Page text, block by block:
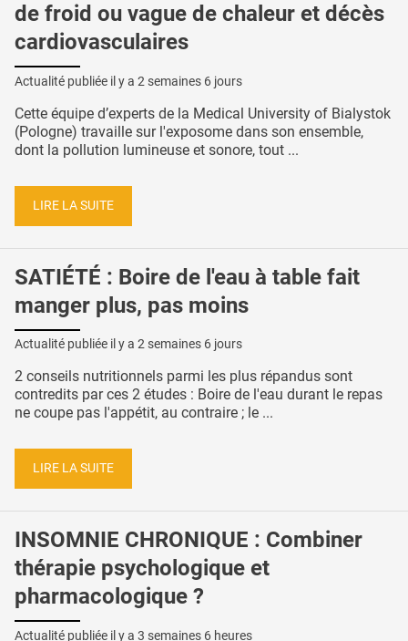
de froid ou vague de chaleur et décès
cardiovasculaires
Actualité publiée il y a 2 semaines 6 jours
Cette équipe d’experts de la Medical University of Bialystok
(Pologne) travaille sur l'exposome dans son ensemble,
dont la pollution lumineuse et sonore, tout ...
LIRE LA SUITE
SATIÉTÉ : Boire de l'eau à table fait
manger plus, pas moins
Actualité publiée il y a 2 semaines 6 jours
2 conseils nutritionnels parmi les plus répandus sont
contredits par ces 2 études : Boire de l'eau durant le repas
ne coupe pas l'appétit, au contraire ; le ...
LIRE LA SUITE
INSOMNIE CHRONIQUE : Combiner
thérapie psychologique et
pharmacologique ?
Actualité publiée il y a 3 semaines 6 heures